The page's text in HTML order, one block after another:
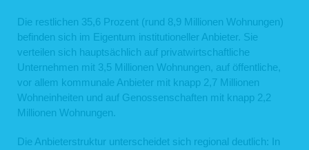
Die restlichen 35,6 Prozent (rund 8,9 Millionen Wohnungen)
befinden sich im Eigentum institutioneller Anbieter. Sie
verteilen sich hauptsächlich auf privatwirtschaftliche
Unternehmen mit 3,5 Millionen Wohnungen, auf öffentliche,
vor allem kommunale Anbieter mit knapp 2,7 Millionen
Wohneinheiten und auf Genossenschaften mit knapp 2,2
Millionen Wohnungen.
Die Anbieterstruktur unterscheidet sich regional deutlich: In